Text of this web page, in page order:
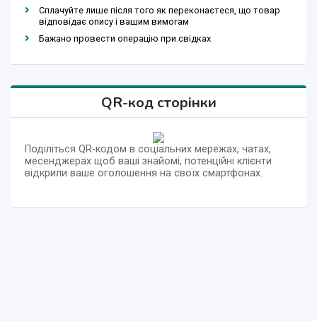
Сплачуйте лише після того як переконаєтеся, що товар
відповідає опису і вашим вимогам
Бажано провести операцію при свідках
QR-код сторінки
Поділіться QR-кодом в соціальних мережах, чатах,
месенджерах щоб ваші знайомі, потенційні клієнти
відкрили ваше оголошення на своїх смартфонах.